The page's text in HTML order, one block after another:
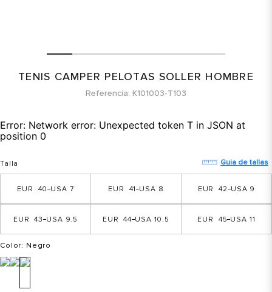
TENIS CAMPER PELOTAS SOLLER HOMBRE
Referencia K101003-T103
Error: Network error: Unexpected token T in JSON at
position 0
Talla Guia de tallas
7
40 8
41 9
42
9.5
43 10.5
44 11
45
Color: Negro